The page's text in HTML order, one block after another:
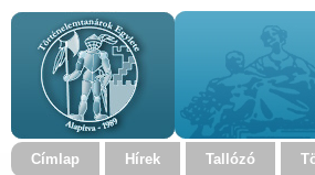
Címlap Hírek Tallózó